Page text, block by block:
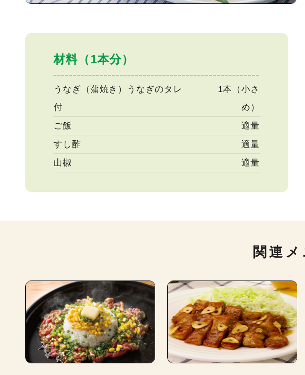
材料（1本分）
うなぎ（蒲焼き）うなぎのタレ
付
1本（小さ
め）
ご飯
適量
すし酢
適量
山椒
適量
関連